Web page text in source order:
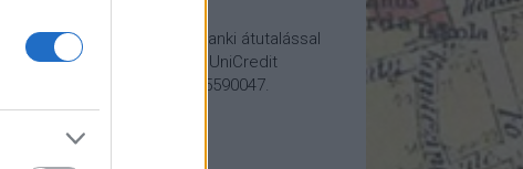
Támogatásodat egyszerű banki átutalással
is megteheted: Papp Géza, UniCredit
Bank, 10918001-00000022-65590047.
Közlemény: Fővárosi Blog